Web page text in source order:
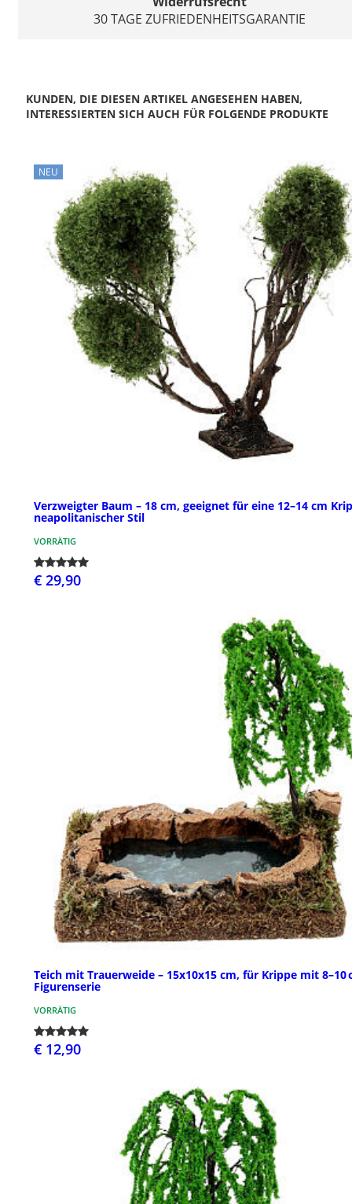
30 TAGE ZUFRIEDENHEITSGARANTIE
KUNDEN, DIE DIESEN ARTIKEL ANGESEHEN HABEN,
INTERESSIERTEN SICH AUCH FÜR FOLGENDE PRODUKTE
NEU
Verzweigter Baum – 18 cm, geeignet für eine 12–14 cm
neapolitanischer Stil
VORRÄTIG
€ 29,90
Teich mit Trauerweide – 15x10x15 cm, für Krippe mit 8–10
Figurenserie
VORRÄTIG
€ 12,90